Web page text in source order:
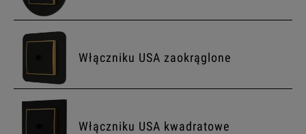
Włączniku USA zaokrąglone
Włączniku USA kwadratowe